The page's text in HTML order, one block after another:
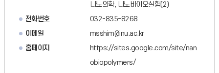
나노의학, 나노바이오실험(2)
전화번호
032-835-8268
이메일
msshim@inu.ac.kr
홈페이지
https://sites.google.com/site/nan
obiopolymers/